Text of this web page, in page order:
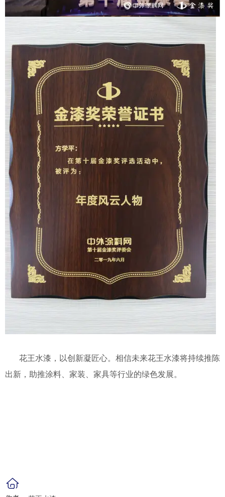
花王水漆，以创新凝匠心。相信未来花王水漆将持续推陈
出新，助推涂料、家装、家具等行业的绿色发展。